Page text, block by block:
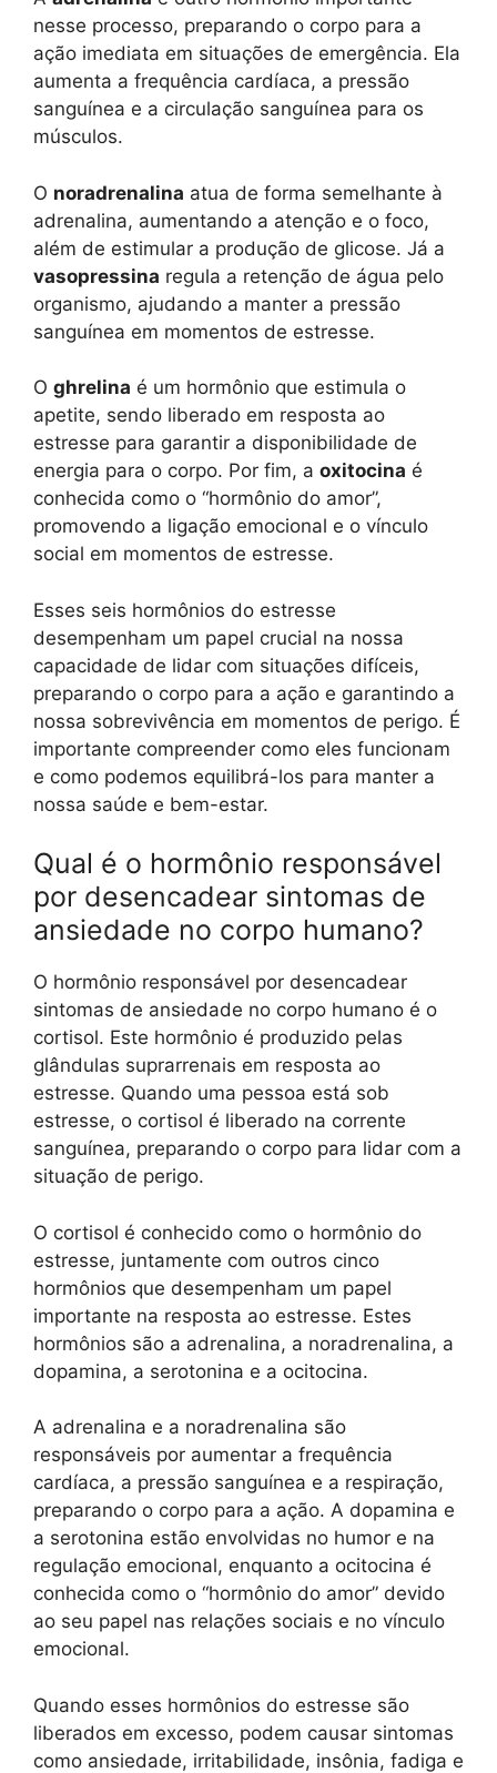
nesse processo, preparando o corpo para a
ação imediata em situações de emergência. Ela
aumenta a frequência cardíaca, a pressão
sanguínea e a circulação sanguínea para os
músculos.
O noradrenalina atua de forma semelhante à
adrenalina, aumentando a atenção e o foco,
além de estimular a produção de glicose. Já a
vasopressina regula a retenção de água pelo
organismo, ajudando a manter a pressão
sanguínea em momentos de estresse.
O ghrelina é um hormônio que estimula o
apetite, sendo liberado em resposta ao
estresse para garantir a disponibilidade de
energia para o corpo. Por fim, a oxitocina é
conhecida como o “hormônio do amor”,
promovendo a ligação emocional e o vínculo
social em momentos de estresse.
Esses seis hormônios do estresse
desempenham um papel crucial na nossa
capacidade de lidar com situações difíceis,
preparando o corpo para a ação e garantindo a
nossa sobrevivência em momentos de perigo. É
importante compreender como eles funcionam
e como podemos equilibrá-los para manter a
nossa saúde e bem-estar.
Qual é o hormônio responsável
por desencadear sintomas de
ansiedade no corpo humano?
O hormônio responsável por desencadear
sintomas de ansiedade no corpo humano é o
cortisol. Este hormônio é produzido pelas
glândulas suprarrenais em resposta ao
estresse. Quando uma pessoa está sob
estresse, o cortisol é liberado na corrente
sanguínea, preparando o corpo para lidar com a
situação de perigo.
O cortisol é conhecido como o hormônio do
estresse, juntamente com outros cinco
hormônios que desempenham um papel
importante na resposta ao estresse. Estes
hormônios são a adrenalina, a noradrenalina, a
dopamina, a serotonina e a ocitocina.
A adrenalina e a noradrenalina são
responsáveis por aumentar a frequência
cardíaca, a pressão sanguínea e a respiração,
preparando o corpo para a ação. A dopamina e
a serotonina estão envolvidas no humor e na
regulação emocional, enquanto a ocitocina é
conhecida como o “hormônio do amor” devido
ao seu papel nas relações sociais e no vínculo
emocional.
Quando esses hormônios do estresse são
liberados em excesso, podem causar sintomas
como ansiedade, irritabilidade, insônia, fadiga e